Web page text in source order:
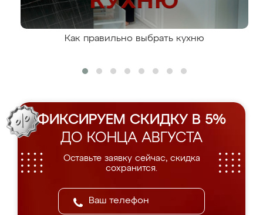
Как правильно выбрать кухню
ФИКСИРУЕМ СКИДКУ В 5%
ДО КОНЦА АВГУСТА
Оставьте заявку сейчас, скидка
сохранится.